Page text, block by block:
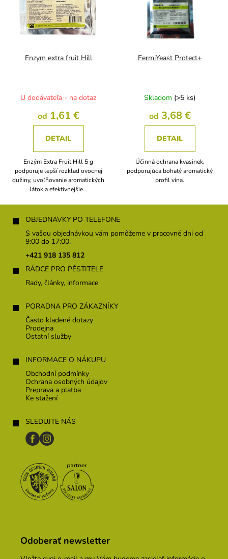
Enzym extra fruit Hill
U dodávateľa - na dotaz
od 1,61 €
DETAIL
Enzým Extra Fruit Hill 5 g
podporuje lepší rozklad ovocnej
dužiny, uvoľňovanie aromatických
látok a efektívnejšie...
FermiYeast Protect+
Skladom (>5 ks)
od 3,68 €
DETAIL
Účinná ochrana kvasinek,
podporujúca bohatý aromatický
profil vína.
Z
OBJEDNÁVKY PO TELEFÓNE
S vašou objednávkou vám pomôžeme v pracovné dni od
9:00 do 17:00.
+421 918 135 812
RÁDCE PRO PĚSTITELE
Rady, články, informace
PORADNA PRO ZÁKAZNÍKY
Často kladené dotazy
Prodejna
Ostatní služby
INFORMACE O NÁKUPU
Obchodní podmínky
Ochrana osobných údajov
Preprava a platba
Ke stažení
SLEDUJTE NÁS
Odoberať newsletter